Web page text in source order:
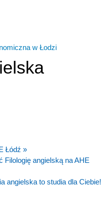
w Łodzi
Łódź »
Filologię angielską na AHE
angielska to studia dla Ciebie!